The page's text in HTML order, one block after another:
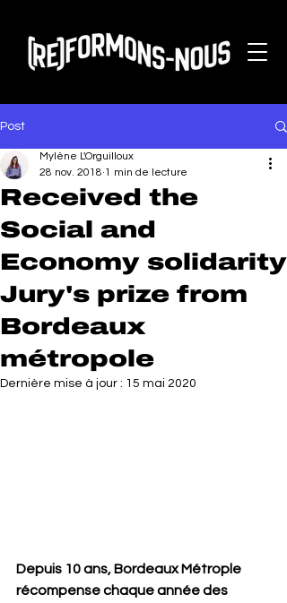
Post
Received the
Social and
Economy solidarity
Jury's prize from
Bordeaux
métropole
Mylène L'Orguilloux
28 nov. 2018 1 min de lecture
Dernière mise à jour : 15 mai 2020
Depuis 10 ans, Bordeaux Métrople
récompense chaque année des